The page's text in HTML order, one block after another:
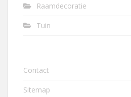
Raamdecoratie
Tuin
Contact
Sitemap